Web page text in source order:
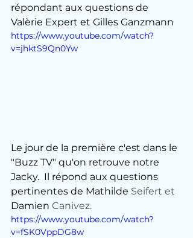
répondant aux questions de
Valèrie Expert et Gilles Ganzmann
https://www.youtube.com/watch?
v=jhktS9Qn0Yw
Le jour de la première c'est dans le
"Buzz TV" qu'on retrouve notre
Jacky.  Il répond aux questions
pertinentes de Mathilde Seifert et
Damien Canivez.
https://www.youtube.com/watch?
v=fSK0VppDG8w